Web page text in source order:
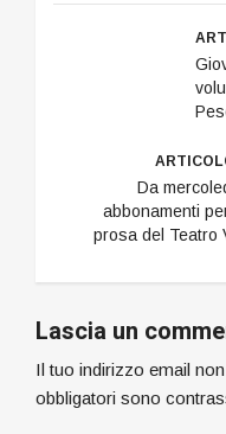
Da
abbonamenti
prosa del Teatro
Lascia un
Il tuo indirizzo email
obbligatori sono